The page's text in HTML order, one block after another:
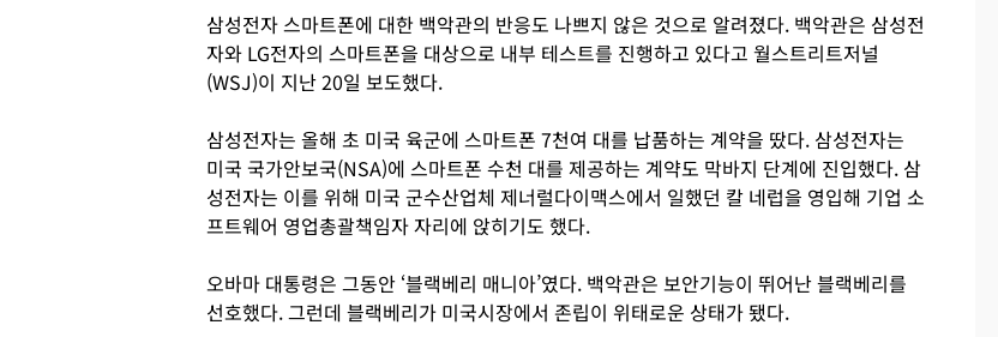
삼성전자 스마트폰에 대한 백악관의 반응도 나쁘지 않은 것으로 알려졌다. 백악관은 삼성전
자와 LG전자의 스마트폰을 대상으로 내부 테스트를 진행하고 있다고 월스트리트저널
(WSJ)이 지난 20일 보도했다.
삼성전자는 올해 초 미국 육군에 스마트폰 7천여 대를 납품하는 계약을 땄다. 삼성전자는
미국 국가안보국(NSA)에 스마트폰 수천 대를 제공하는 계약도 막바지 단계에 진입했다. 삼
성전자는 이를 위해 미국 군수산업체 제너럴다이맥스에서 일했던 칼 네럽을 영입해 기업 소
프트웨어 영업총괄책임자 자리에 앉히기도 했다.
오바마 대통령은 그동안 ‘블랙베리 매니아’였다. 백악관은 보안기능이 뛰어난 블랙베리를
선호했다. 그런데 블랙베리가 미국시장에서 존립이 위태로운 상태가 됐다.